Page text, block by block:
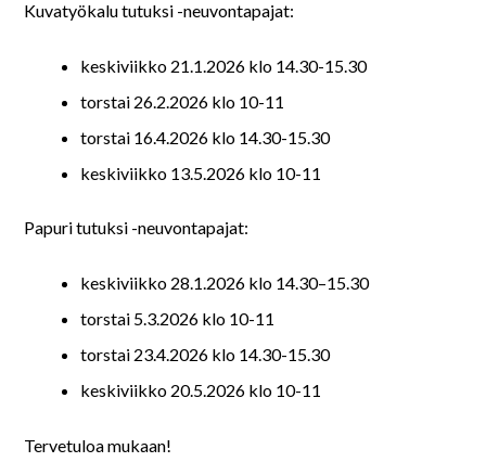
Kuvatyökalu tutuksi -neuvontapajat:
keskiviikko 21.1.2026 klo 14.30-15.30
torstai 26.2.2026 klo 10-11
torstai 16.4.2026 klo 14.30-15.30
keskiviikko 13.5.2026 klo 10-11
Papuri tutuksi -neuvontapajat:
keskiviikko 28.1.2026 klo 14.30–15.30
torstai 5.3.2026 klo 10-11
torstai 23.4.2026 klo 14.30-15.30
keskiviikko 20.5.2026 klo 10-11
Tervetuloa mukaan!